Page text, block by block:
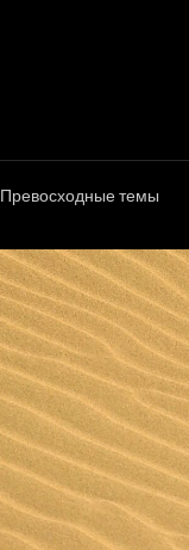
Превосходные темы